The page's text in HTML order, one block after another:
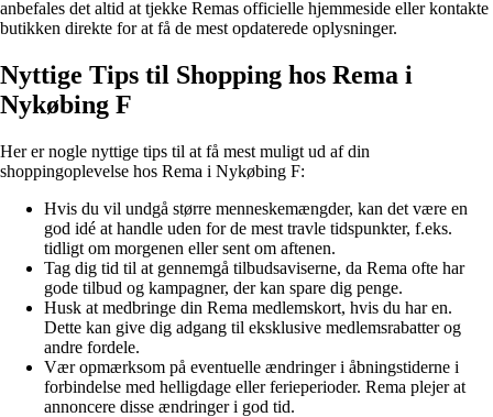
anbefales det altid at tjekke Remas officielle hjemmeside eller kontakte
butikken direkte for at få de mest opdaterede oplysninger.
Nyttige Tips til Shopping hos Rema i
Nykøbing F
Her er nogle nyttige tips til at få mest muligt ud af din
shoppingoplevelse hos Rema i Nykøbing F:
Hvis du vil undgå større menneskemængder, kan det være en
god idé at handle uden for de mest travle tidspunkter, f.eks.
tidligt om morgenen eller sent om aftenen.
Tag dig tid til at gennemgå tilbudsaviserne, da Rema ofte har
gode tilbud og kampagner, der kan spare dig penge.
Husk at medbringe din Rema medlemskort, hvis du har en.
Dette kan give dig adgang til eksklusive medlemsrabatter og
andre fordele.
Vær opmærksom på eventuelle ændringer i åbningstiderne i
forbindelse med helligdage eller ferieperioder. Rema plejer at
annoncere disse ændringer i god tid.